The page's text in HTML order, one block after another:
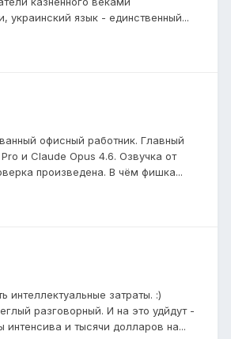
украинский язык - единственный...
офисный работник. Главный
и Claude Opus 4.6. Озвучка от
произведена. В чём фишка...
интеллектуальные затраты. :)
разговорный. И на это удйдут -
и тысячи долларов на...